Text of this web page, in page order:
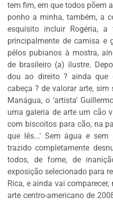
WEBINAR
ACADEMIA
MIGALHAS
EVENTOS
MIGALHAS
CORRESPONDENTES
CATÁLOGO
DE
ESCRITÓRIOS
PRECATÓRIOS
LIVRARIA
MIGALHEIRO
tem fim, em que todos põem
ponho a minha, também, a
esquisito incluir Rogéria, a
principalmente de camisa e
pêlos pubianos à mostra,
de brasileiro (a) ilustre.
dou ao direito ? ainda que
cabeça ? de valorar arte, sim
Manágua, o ‘artista’
uma galeria de arte um cão
com biscoitos para cão, na
que lês...' Sem água e
trazido completamente
todos, de fome, de
exposição selecionado para
Rica, e ainda vai
arte centro-americano de